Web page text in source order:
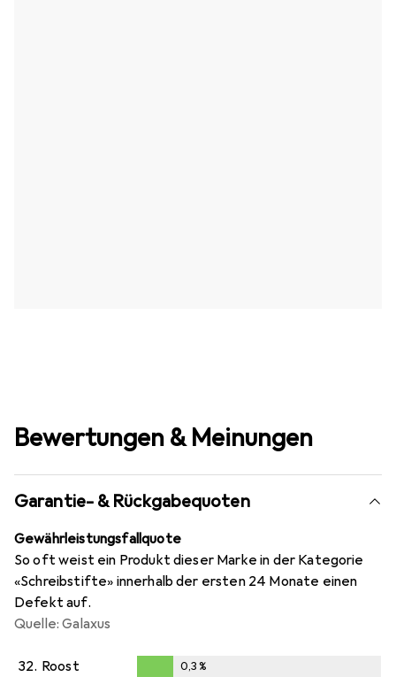
Bewertungen & Meinungen
Garantie- & Rückgabequoten
Gewährleistungsfallquote
So oft weist ein Produkt dieser Marke in der Kategorie
«Schreibstifte» innerhalb der ersten 24 Monate einen
Defekt auf.
Quelle: Galaxus
32. Roost 0,3%